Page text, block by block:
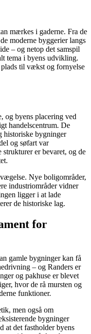
mærkes i gaderne. Fra de
moderne byggerier langs
– og netop det samspil
tema i byens udvikling.
plads til vækst og fornyelse
og byens placering ved
handelscentrum. De
historiske bygninger
og søfart var
er bevaret, og de
Nye boligområder,
industriområder vidner
ligger i at lade
de historiske lag.
for
gamle bygninger kan få
– og Randers er
og pakhuse er blevet
hvor de rå mursten og
funktioner.
men også om
bygninger
at det fastholder byens